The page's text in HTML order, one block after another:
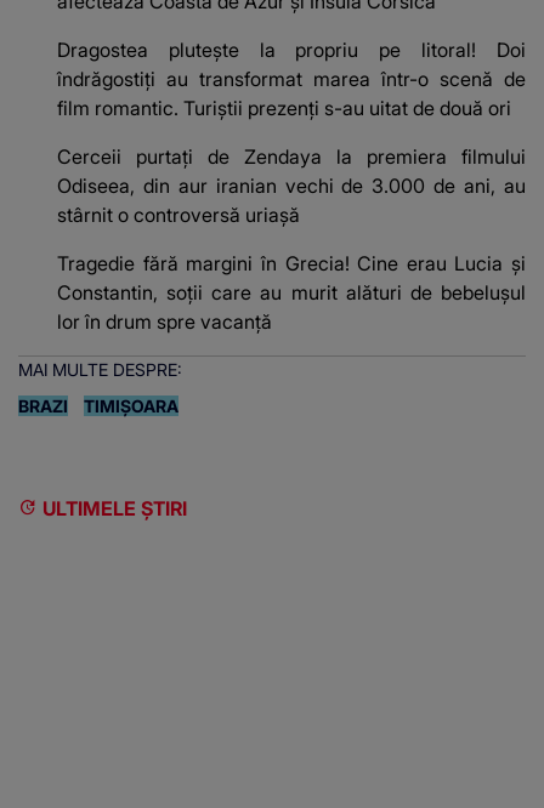
Dragostea plutește la propriu pe litoral! Doi
îndrăgostiți au transformat marea într-o scenă de
film romantic. Turiștii prezenți s-au uitat de două ori
Cerceii purtați de Zendaya la premiera filmului
Odiseea, din aur iranian vechi de 3.000 de ani, au
stârnit o controversă uriașă
Tragedie fără margini în Grecia! Cine erau Lucia și
Constantin, soții care au murit alături de bebelușul
lor în drum spre vacanță
MAI MULTE DESPRE:
BRAZI
TIMIȘOARA
ULTIMELE ȘTIRI